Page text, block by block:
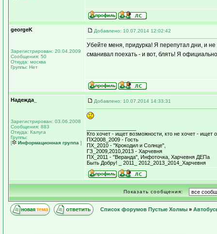
georgeK
Зарегистрирован: 20.04.2009
Сообщения: 50
Откуда: москва
Группы: Нет
Добавлено: 10.07.2014 12:02:42
Убейте меня, придурка! Я перепутал дни, и
сманивал поехать - и вот, блять! Я
Надежда_
Зарегистрирован: 03.06.2008
Сообщения: 883
Откуда: Калуга
Группы:
[
Информационная группа ]
Добавлено: 10.07.2014 14:33:31
Кто хочет - ищет возможности, кто не хочет - ищет
ПХ2008_2009 - Гость
ПХ_2010 - "Крокодил и Солнце",
ГЗ_2009,2010,2013 - Харчевня
ПХ_2011 - "Веранда", Инфоточка, Харчевня ДЕПа
Быть Добру! _ 2011_ 2012_2013_2014_Харчевня
Показать сообщения:
Список форумов Пустые Холмы »